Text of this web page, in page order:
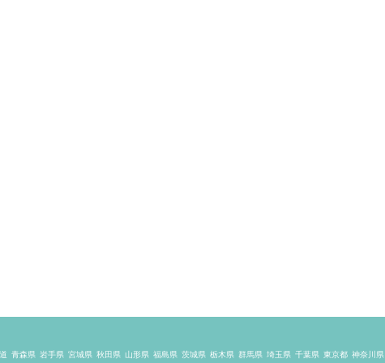
青森県 岩手県 宮城県 秋田県 山形県 福島県 茨城県 栃木県 群馬県 埼玉県 千葉県 東京都 神奈川県